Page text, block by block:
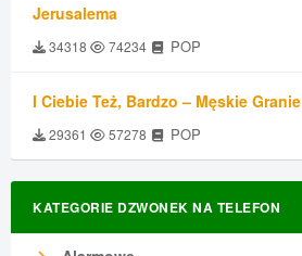
Jerusalema
34318 74234 POP
I Ciebie Też, Bardzo – Męskie Granie
29361 57278 POP
KATEGORIE DZWONEK NA TELEFON